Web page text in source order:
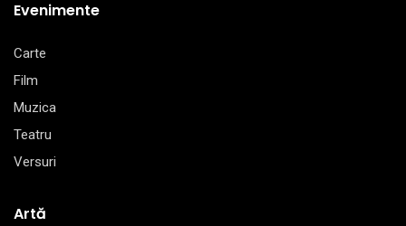
Evenimente
Carte
Film
Muzica
Teatru
Versuri
Artă